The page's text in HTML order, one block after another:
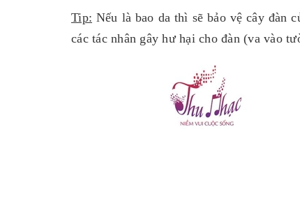
Tip: Nếu là bao da thì sẽ bảo vệ cây đàn
các tác nhân gây hư hại cho đàn (va vào